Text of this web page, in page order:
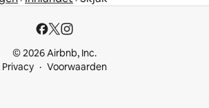
© 2026 Airbnb, Inc.
Privacy
Voorwaarden